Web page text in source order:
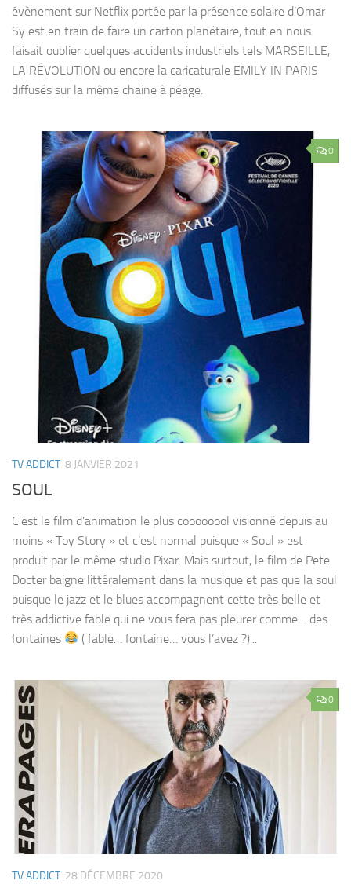
évènement sur Netflix portée par la présence solaire d’Omar
Sy est en train de faire un carton planétaire, tout en nous
faisait oublier quelques accidents industriels tels MARSEILLE,
LA RÉVOLUTION ou encore la caricaturale EMILY IN PARIS
diffusés sur la même chaine à péage.
0
TV ADDICT 8 JANVIER 2021
SOUL
C’est le film d’animation le plus coooooool visionné depuis au
moins « Toy Story » et c’est normal puisque « Soul » est
produit par le même studio Pixar. Mais surtout, le film de Pete
Docter baigne littéralement dans la musique et pas que la soul
puisque le jazz et le blues accompagnent cette très belle et
très addictive fable qui ne vous fera pas pleurer comme… des
fontaines
( fable… fontaine… vous l’avez ?)...
0
TV ADDICT 28 DÉCEMBRE 2020